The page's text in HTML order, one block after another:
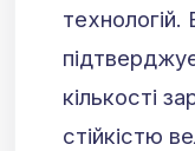
технологій.
кількості
стійкістю